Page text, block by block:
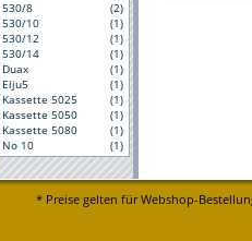
530/8
(2)
530/10
(1)
530/12
(1)
530/14
(1)
Duax
(1)
Elju5
(1)
Kassette 5025
(1)
Kassette 5050
(1)
Kassette 5080
(1)
No 10
(1)
* Preise gelten für Webshop-